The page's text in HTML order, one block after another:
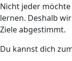
Nicht jeder
lernen. Deshalb
Ziele abgestimmt.
Du kannst dich